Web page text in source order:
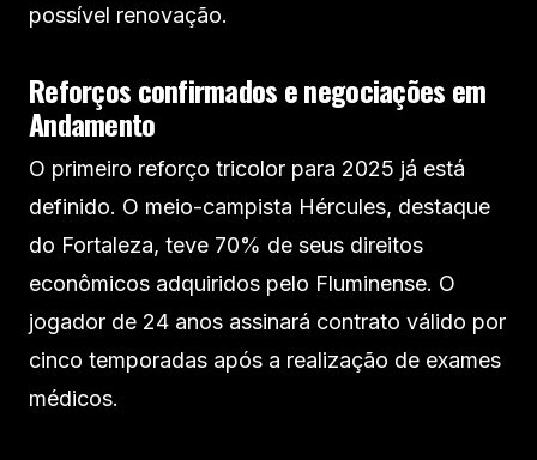
possível renovação.
Reforços confirmados e negociações em
Andamento
O primeiro reforço tricolor para 2025 já está
definido. O meio-campista Hércules, destaque
do Fortaleza, teve 70% de seus direitos
econômicos adquiridos pelo Fluminense. O
jogador de 24 anos assinará contrato válido por
cinco temporadas após a realização de exames
médicos.